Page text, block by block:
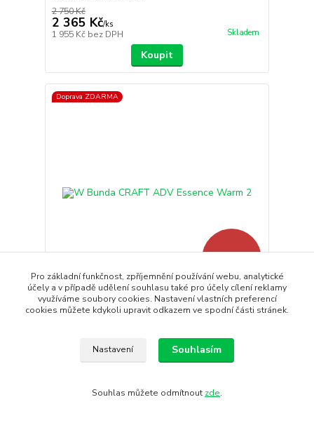
2 750 Kč
2 365 Kč/ks
1 955 Kč bez DPH Skladem
Koupit
Doprava ZDARMA
W Bunda CRAFT ADV Essence Warm 2
2 365 Kč/ks
Koupit
Pro základní funkčnost, zpříjemnění používání webu, analytické
účely a v případě udělení souhlasu také pro účely cílení reklamy
využíváme soubory cookies. Nastavení vlastních preferencí
cookies můžete kdykoli upravit odkazem ve spodní části stránek.
Nastavení Souhlasím
Souhlas můžete odmítnout zde.